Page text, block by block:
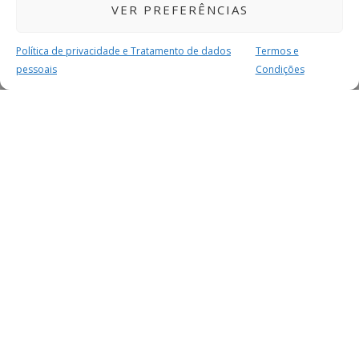
VER PREFERÊNCIAS
Política de privacidade e Tratamento de dados
pessoais
Termos e
Condições